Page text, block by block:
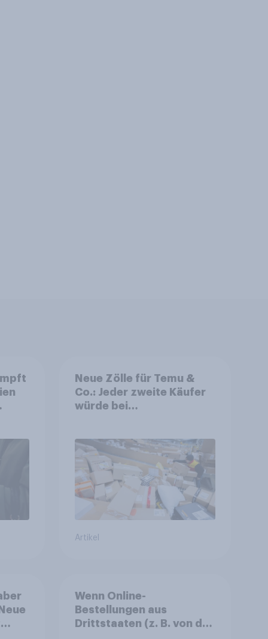
Neue Zölle für Temu &
Co.: Jeder zweite Käufer
würde bei
Artikel
Wenn Online-
Bestellungen aus
Drittstaaten (z. B. von den